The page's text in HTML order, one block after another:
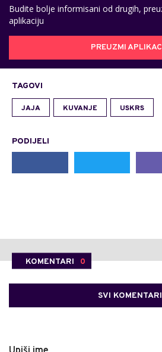
Budite bolje informisani od drugih,
aplikaciju
PREUZMI
TAGOVI
JAJA KUVANJE USKRS
PODIJELI
KOMENTARI 0
SVI KOMENTARI